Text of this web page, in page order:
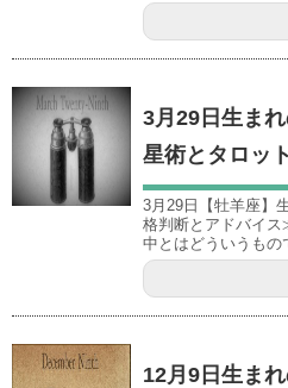
3月29日生ま
星術とタロッ
3月29日【牡羊座】
格判断とアドバイ
中とはどういうもの
12月9日生ま